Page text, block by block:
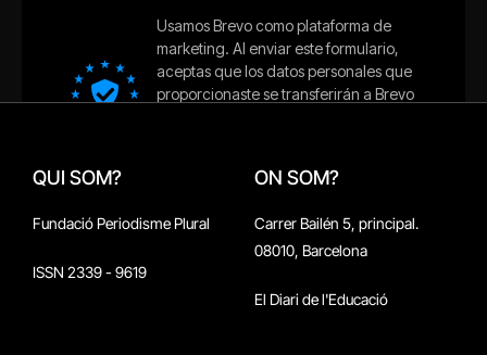
QUI SOM?
Fundació Periodisme Plural
ISSN 2339 - 9619
ON SOM?
Carrer Bailén 5, principal.
08010, Barcelona
El Diari de l'Educació